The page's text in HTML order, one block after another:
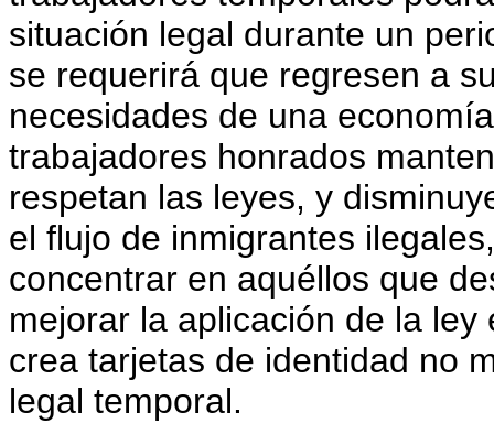
situación legal durante un
se requerirá que regresen a
necesidades de una
trabajadores honrados
respetan las leyes, y
el flujo de inmigrantes
concentrar en aquéllos que
mejorar la aplicación de la
crea tarjetas de identidad no
legal temporal.